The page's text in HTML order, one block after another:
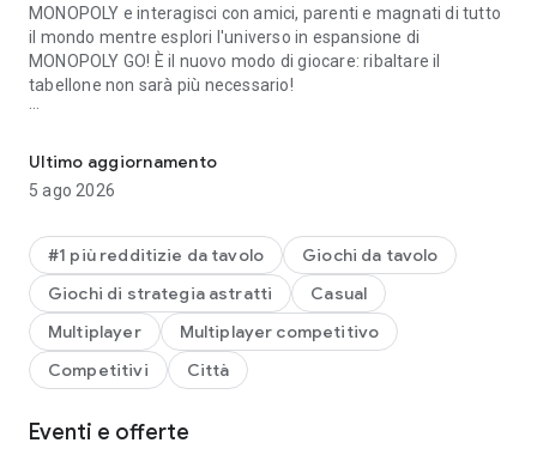
MONOPOLY e interagisci con amici, parenti e magnati di tutto
il mondo mentre esplori l'universo in espansione di
MONOPOLY GO! È il nuovo modo di giocare: ribaltare il
tabellone non sarà più necessario!
Scappa, divertiti, sogna, progetta e resta in contatto con i tuoi
amici in questa nuova versione di MONOPOLY! Lasciati
MONOPOLY, mentre esplori nuovi tabelloni a tema ispirati a
città famose, terre fantastiche e luoghi evocativi.
MONOPOLY GO!
Goditi grafica e divertimento classici con un gameplay
case e alberghi, pesca imprevisti e, naturalmente, guadagna i
famosi soldi del MONOPOLY! Gioca con le tue pedine
Ultimo aggiornamento
5 ago 2026
#1 più redditizie da tavolo
Giochi da tavolo
Giochi di strategia astratti
Casual
Multiplayer
Multiplayer competitivo
Competitivi
Città
Eventi e offerte